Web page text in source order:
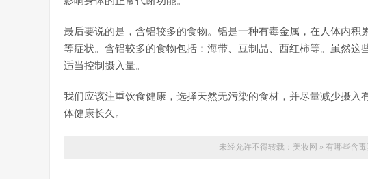
最后要说的是，含铝较多的食物。铝是一种有毒金属，在人体内积
等症状。含铝较多的食物包括：海带、豆制品、西红柿等。虽然这
适当控制摄入量。
我们应该注重饮食健康，选择天然无污染的食材，并尽量减少摄入
体健康长久。
未经允许不得转载： 美妆网 » 有哪些含